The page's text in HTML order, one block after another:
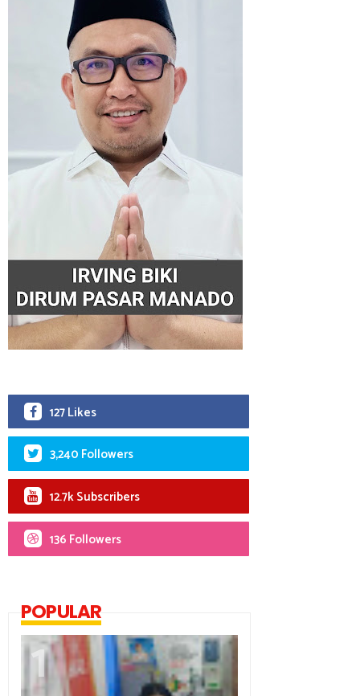
127 Likes
3,240 Followers
12.7k Subscribers
136 Followers
POPULAR